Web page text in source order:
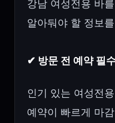
강남 여성전용 바
알아둬야 할 정보
✔ 방문 전 예약 필
인기 있는 여성전
예약이 빠르게 마